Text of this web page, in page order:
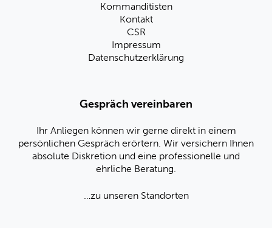
Kommanditisten
Kontakt
CSR
Impressum
Datenschutzerklärung
Gespräch vereinbaren
Ihr Anliegen können wir gerne direkt in einem
persönlichen Gespräch erörtern. Wir versichern Ihnen
absolute Diskretion und eine professionelle und
ehrliche Beratung.
…zu unseren Standorten